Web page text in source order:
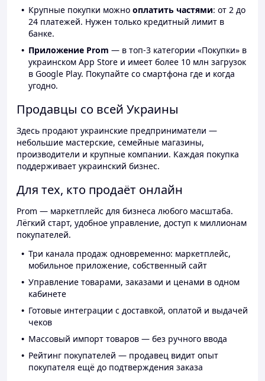
Крупные покупки можно оплатить частями: от 2 до
24 платежей. Нужен только кредитный лимит в
банке.
Приложение Prom — в топ-3 категории «Покупки» в
украинском App Store и имеет более 10 млн загрузок
в Google Play. Покупайте со смартфона где и когда
угодно.
Продавцы со всей Украины
Здесь продают украинские предприниматели —
небольшие мастерские, семейные магазины,
производители и крупные компании. Каждая покупка
поддерживает украинский бизнес.
Для тех, кто продаёт онлайн
Prom — маркетплейс для бизнеса любого масштаба.
Лёгкий старт, удобное управление, доступ к миллионам
покупателей.
Три канала продаж одновременно: маркетплейс,
мобильное приложение, собственный сайт
Управление товарами, заказами и ценами в одном
кабинете
Готовые интеграции с доставкой, оплатой и выдачей
чеков
Массовый импорт товаров — без ручного ввода
Рейтинг покупателей — продавец видит опыт
покупателя ещё до подтверждения заказа